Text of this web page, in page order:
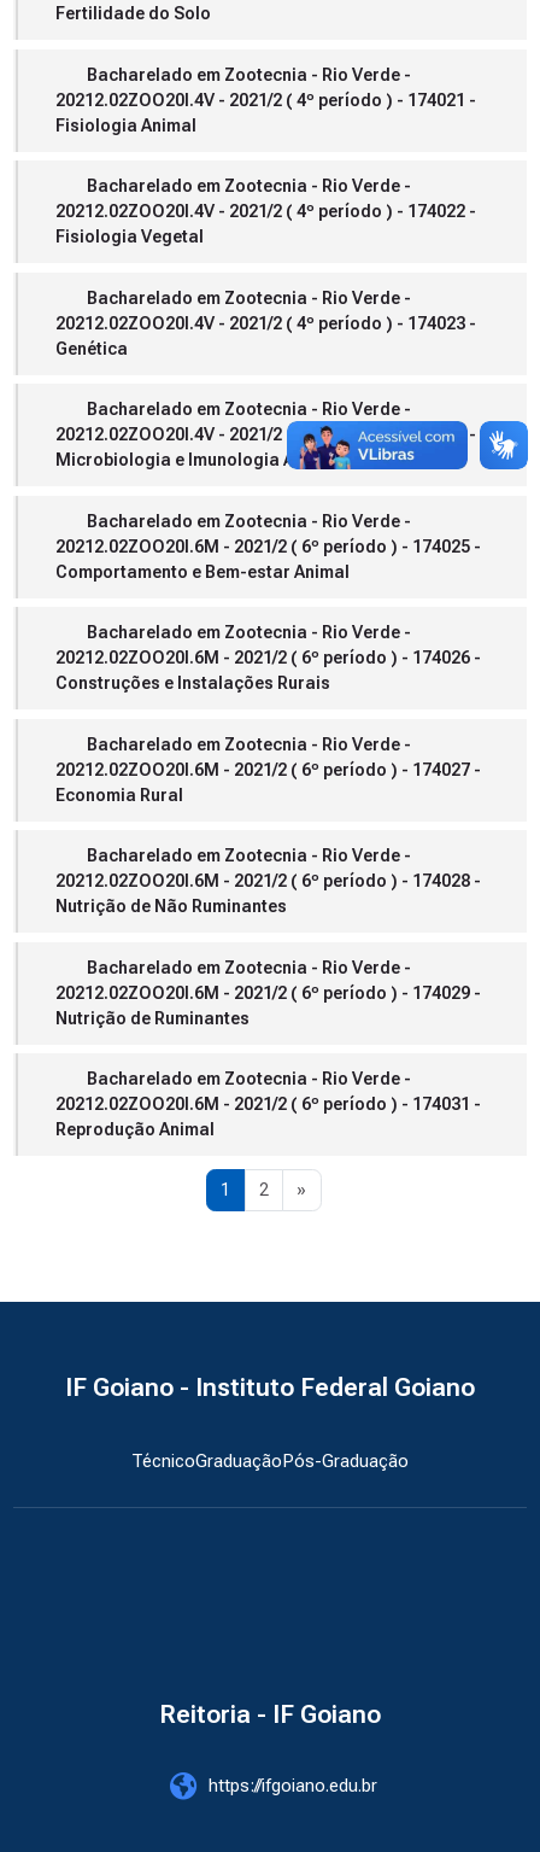
Fertilidade do Solo
Bacharelado em Zootecnia - Rio Verde -
20212.02ZOO20I.4V - 2021/2 ( 4º período ) - 174021 -
Fisiologia Animal
Bacharelado em Zootecnia - Rio Verde -
20212.02ZOO20I.4V - 2021/2 ( 4º período ) - 174022 -
Fisiologia Vegetal
Bacharelado em Zootecnia - Rio Verde -
20212.02ZOO20I.4V - 2021/2 ( 4º período ) - 174023 -
Genética
Bacharelado em Zootecnia - Rio Verde -
20212.02ZOO20I.4V - 2021/2 ( 4º período ) - 174024 -
Microbiologia e Imunologia Animal
Bacharelado em Zootecnia - Rio Verde -
20212.02ZOO20I.6M - 2021/2 ( 6º período ) - 174025 -
Comportamento e Bem-estar Animal
Bacharelado em Zootecnia - Rio Verde -
20212.02ZOO20I.6M - 2021/2 ( 6º período ) - 174026 -
Construções e Instalações Rurais
Bacharelado em Zootecnia - Rio Verde -
20212.02ZOO20I.6M - 2021/2 ( 6º período ) - 174027 -
Economia Rural
Bacharelado em Zootecnia - Rio Verde -
20212.02ZOO20I.6M - 2021/2 ( 6º período ) - 174028 -
Nutrição de Não Ruminantes
Bacharelado em Zootecnia - Rio Verde -
20212.02ZOO20I.6M - 2021/2 ( 6º período ) - 174029 -
Nutrição de Ruminantes
Bacharelado em Zootecnia - Rio Verde -
20212.02ZOO20I.6M - 2021/2 ( 6º período ) - 174031 -
Reprodução Animal
1 Page 1
2Page 2
»
IF Goiano - Instituto Federal Goiano
TécnicoGraduaçãoPós-Graduação
Reitoria - IF Goiano
https://ifgoiano.edu.br